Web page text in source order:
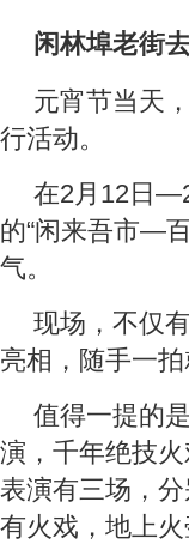
闲林埠老街
元宵节当天
行活动。
在2月12日
的“闲来吾市—
气。
现场，不仅
亮相，随手一
值得一提的
演，千年绝技
表演有三场，
有火戏，地上